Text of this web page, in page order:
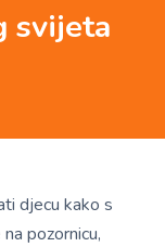
svijeta
djecu kako s
pozornicu,